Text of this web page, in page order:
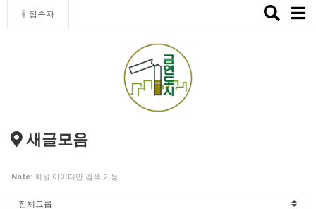
접속자
Toggle
새글모음
Note: 회원 아이디만 검색 가능